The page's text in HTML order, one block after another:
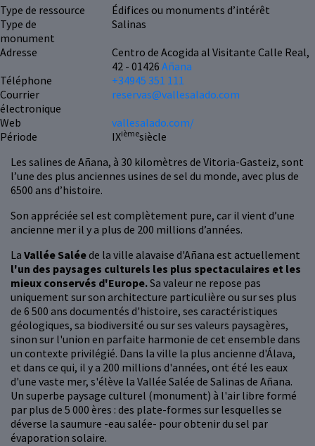
Les salines de Añana, à 30 kilomètres de Vitoria-Gasteiz, sont
l’une des plus anciennes usines de sel du monde, avec plus de
6500 ans d’histoire.
Son appréciée sel est complètement pure, car il vient d’une
ancienne mer il y a plus de 200 millions d’années.
La Vallée Saléede la ville alavaise d'Añana est actuellement
l'un des paysages culturels les plus spectaculaires et les
mieux conservés d'Europe.Sa valeur ne repose pas
uniquement sur son architecture particulière ou sur ses plus
de 6 500 ans documentés d'histoire, ses caractéristiques
géologiques, sa biodiversité ou sur ses valeurs paysagères,
sinon sur l'union en parfaite harmonie de cet ensemble dans
un contexte privilégié. Dans la ville la plus ancienne d'Álava,
et dans ce qui, il y a 200 millions d'années, ont été les eaux
d'une vaste mer, s'élève la Vallée Salée de Salinas de Añana.
Un superbe paysage culturel (monument) à l'air libre formé
par plus de 5 000 ères : des plate-formes sur lesquelles se
déverse la saumure -eau salée- pour obtenir du sel par
évaporation solaire.
Type de ressource
Édifices ou monuments d’intérêt
Type de
monument
Salinas
Adresse
Centro de Acogida al Visitante Calle Real,
42 - 01426Añana
Téléphone
+34945 351 111
Courrier
électronique
reservas@vallesalado.com
Web
vallesalado.com/
Période
IXièmesiècle